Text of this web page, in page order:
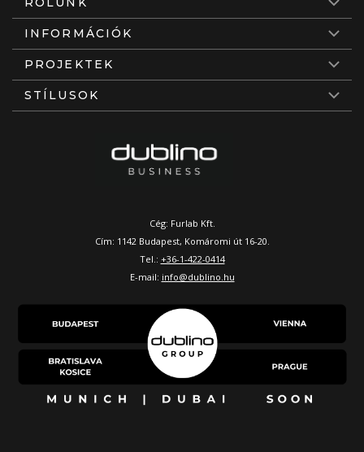
INFORMÁCIÓK
PROJEKTEK
STÍLUSOK
Cég: Furlab Kft.
Cím: 1142 Budapest, Komáromi út 16-20.
Tel.: +36-1-422-0414
E-mail: info@dublino.hu